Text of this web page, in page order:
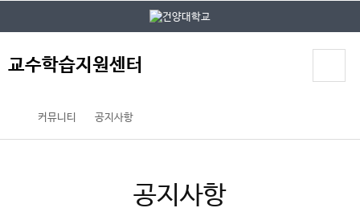
교수학습지원센터
커뮤니티 공지사항
공지사항